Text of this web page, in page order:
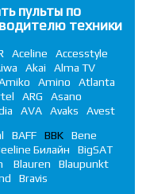
пульты по
техники
Aceline
Accesstyle
Akai
Alma TV
Amino
Atlanta
ARG
Asano
AVA Avaks Avest
BAFF BBK
Bene
Билайн
BigSAT
Blauren
Blaupunkt
Bravis